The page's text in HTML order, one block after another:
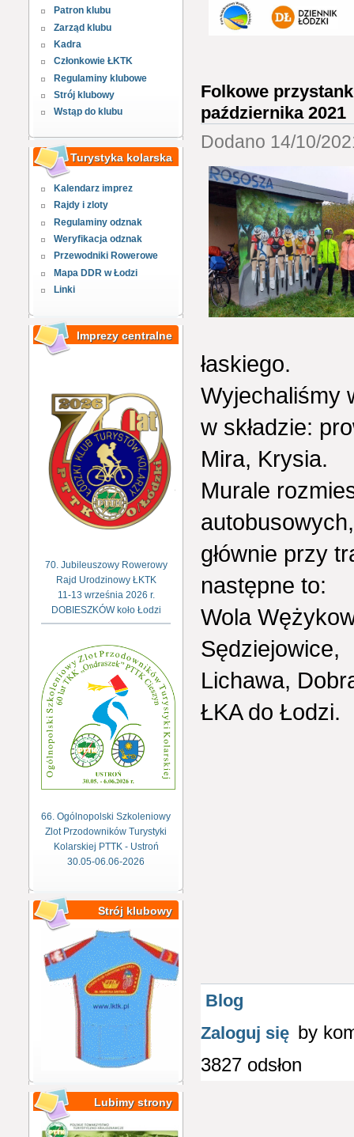
Patron klubu
Zarząd klubu
Kadra
Członkowie ŁKTK
Regulaminy klubowe
Strój klubowy
Wstąp do klubu
Turystyka kolarska
Kalendarz imprez
Rajdy i zloty
Regulaminy odznak
Weryfikacja odznak
Przewodniki Rowerowe
Mapa DDR w Łodzi
Linki
Imprezy centralne
70. Jubileuszowy Rowerowy
Rajd Urodzinowy ŁKTK
11-13 września 2026 r.
DOBIESZKÓW koło Łodzi
66. Ogólnopolski Szkoleniowy
Zlot Przodowników Turystyki
Kolarskiej PTTK - Ustroń
30.05-06.06-2026
Strój klubowy
Lubimy strony
Folkowe
października 2021
Dodano 14/10/
łaskiego.
Wyjechaliśmy
w składzie:
Mira, Krysia.
Murale
głównie przy
następne to:
Wola
Sędziejowice,
Lichawa,
ŁKA do Łodzi.
Blog
Zaloguj się by
3827 odsłon